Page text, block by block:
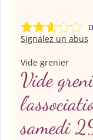
Signalez un abus
Vide grenier
Vide
samedi